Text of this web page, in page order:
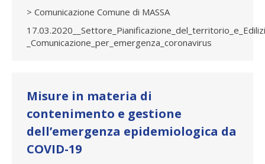
> Comunicazione Comune di MASSA
_Comunicazione_per_emergenza_coronavirus
Misure in materia di
contenimento e gestione
dell’emergenza epidemiologica da
COVID-19